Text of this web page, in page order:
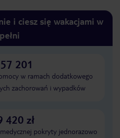
i ciesz się wakacjami w
pełni
201
w ramach dodatkowego
zachorowań i wypadków
420 zł
pokryty jednorazowo